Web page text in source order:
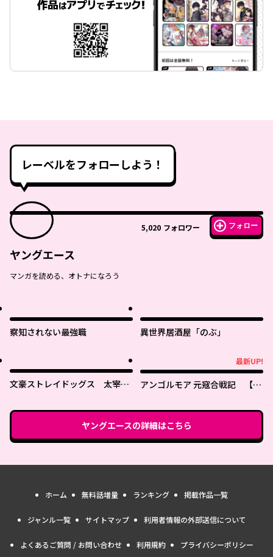
レーベルをフォローしよう！
5,020 フォロワー フォロー
ヤングエース
マンガを読める、オトナになろう
察知されない最強職 異世界居酒屋「のぶ」
文豪ストレイドッグス 太宰を
最新UP!
アンゴルモア 元寇合戦記 【博
ヤングエースの詳細はこちら
ホーム 無料話増量 ランキング 掲載作品一覧
ジャンル一覧 サイトマップ 利用者情報の外部送信について
よくあるご質問 / お問い合わせ 利用規約 プライバシーポリシー